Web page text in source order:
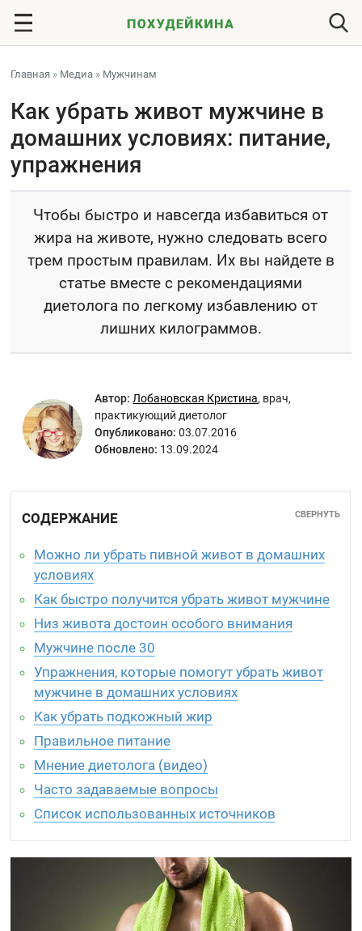
Главная » Медиа » Мужчинам
Как убрать живот мужчине в
домашних условиях: питание,
упражнения
Чтобы быстро и навсегда избавиться от
жира на животе, нужно следовать всего
трем простым правилам. Их вы найдете в
статье вместе с рекомендациями
диетолога по легкому избавлению от
лишних килограммов.
Автор: Лобановская Кристина, врач,
практикующий диетолог
Опубликовано: 03.07.2016
Обновлено: 13.09.2024
СОДЕРЖАНИЕ СВЕРНУТЬ
Можно ли убрать пивной живот в домашних
условиях
Как быстро получится убрать живот мужчине
Низ живота достоин особого внимания
Мужчине после 30
Упражнения, которые помогут убрать живот
мужчине в домашних условиях
Как убрать подкожный жир
Правильное питание
Мнение диетолога (видео)
Часто задаваемые вопросы
Список использованных источников